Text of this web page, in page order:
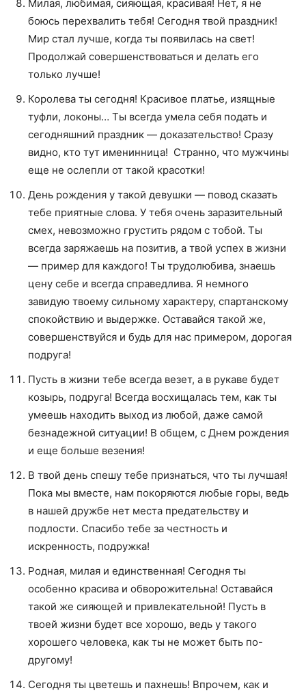
Милая, любимая, сияющая, красивая! Нет, я не
боюсь перехвалить тебя! Сегодня твой праздник!
Мир стал лучше, когда ты появилась на свет!
Продолжай совершенствоваться и делать его
только лучше!
Королева ты сегодня! Красивое платье, изящные
туфли, локоны… Ты всегда умела себя подать и
сегодняшний праздник — доказательство! Сразу
видно, кто тут именинница! Странно, что мужчины
еще не ослепли от такой красотки!
День рождения у такой девушки — повод сказать
тебе приятные слова. У тебя очень заразительный
смех, невозможно грустить рядом с тобой. Ты
всегда заряжаешь на позитив, а твой успех в жизни
— пример для каждого! Ты трудолюбива, знаешь
цену себе и всегда справедлива. Я немного
завидую твоему сильному характеру, спартанскому
спокойствию и выдержке. Оставайся такой же,
совершенствуйся и будь для нас примером, дорогая
подруга!
Пусть в жизни тебе всегда везет, а в рукаве будет
козырь, подруга! Всегда восхищалась тем, как ты
умеешь находить выход из любой, даже самой
безнадежной ситуации! В общем, с Днем рождения
и еще больше везения!
В твой день спешу тебе признаться, что ты лучшая!
Пока мы вместе, нам покоряются любые горы, ведь
в нашей дружбе нет места предательству и
подлости. Спасибо тебе за честность и
искренность, подружка!
Родная, милая и единственная! Сегодня ты
особенно красива и обворожительна! Оставайся
такой же сияющей и привлекательной! Пусть в
твоей жизни будет все хорошо, ведь у такого
хорошего человека, как ты не может быть по-
другому!
Сегодня ты цветешь и пахнешь! Впрочем, как и